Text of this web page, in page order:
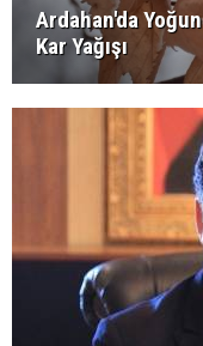
Ardahan'da Yoğun
Kar Yağışı